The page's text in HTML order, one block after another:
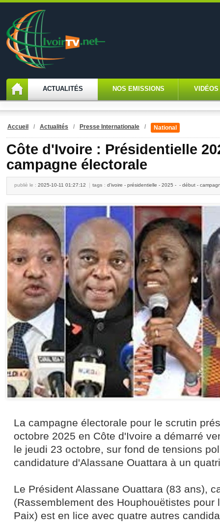
ACTUALITÉS NOS EMISSIONS VIDÉOS
Accueil / Actualités / Presse Internationale / National
Côte d'Ivoire : Présidentielle
campagne électorale
publiè le : 2025-10-11 01:27:12 tags : d'ivoire - présidentielle - 2025 - - début -
La campagne électorale pour le scrutin
octobre 2025 en Côte d'Ivoire a démarré
le jeudi 23 octobre, sur fond de tensions
candidature d'Alassane Ouattara à un
Le Président Alassane Ouattara (83 ans),
(Rassemblement des Houphouëtistes pour
Paix) est en lice avec quatre autres